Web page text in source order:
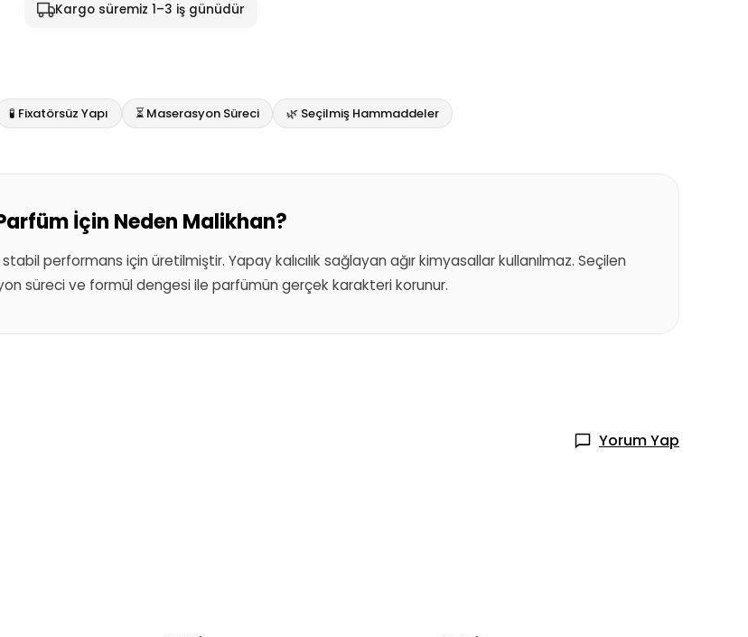
Kargo süremiz 1–3 iş günüdür
🧪 Fixatörsüz Yapı ⏳ Maserasyon Süreci 🌿 Seçilmiş Hammaddeler
İçin Neden Malikhan?
performans için üretilmiştir. Yapay kalıcılık sağlayan ağır kimyasallar kullanılmaz. Seçilen
süreci ve formül dengesi ile parfümün gerçek karakteri korunur.
Yorum Yap